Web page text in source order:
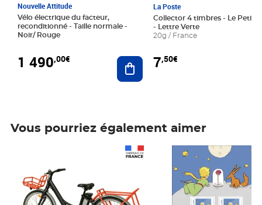
Nouvelle Attitude
Vélo électrique du facteur,
reconditionné - Taille normale -
Noir/ Rouge
1 490,00€ Ajouter au panier
La Poste
Collector 4 timbres - Le Petit
- Lettre Verte
20g / France
7,50€
Vous pourriez également aimer
Prix 7,50€